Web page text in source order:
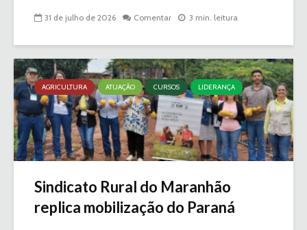
31 de julho de 2026 Comentar 3 min. leitura
AGRICULTURA ATUAÇÃO CURSOS LIDERANÇA
Sindicato Rural do Maranhão
replica mobilização do Paraná